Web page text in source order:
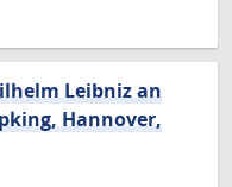
Leibniz an
Hannover,